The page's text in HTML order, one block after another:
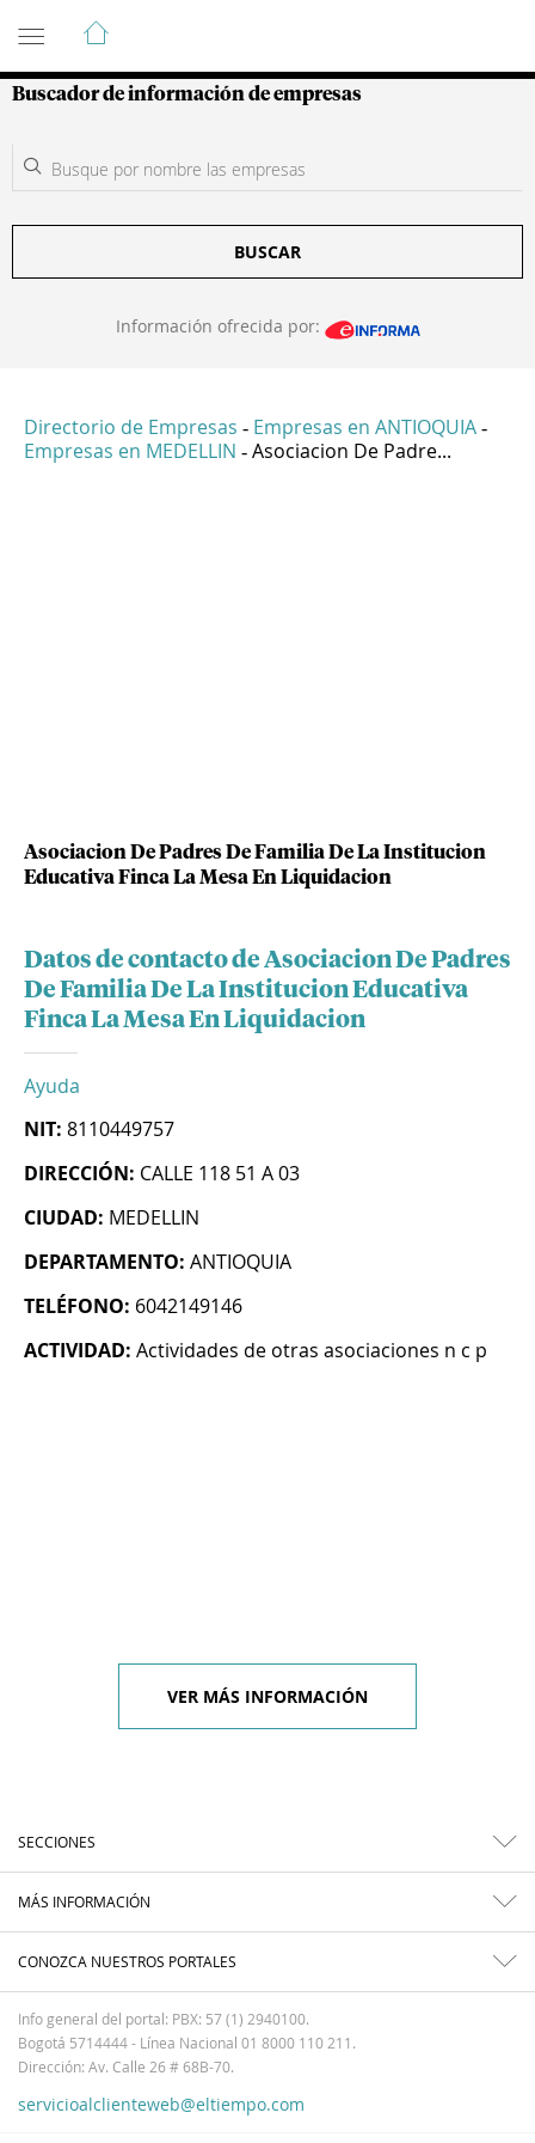
Guía de Empresas Colombianas
Buscador de información de empresas
BUSCAR
Información ofrecida por:
Directorio de Empresas - Empresas en ANTIOQUIA -
Empresas en MEDELLIN - Asociacion De Padre...
Asociacion De Padres De Familia De La Institucion
Educativa Finca La Mesa En Liquidacion
Datos de contacto de Asociacion De Padres
De Familia De La Institucion Educativa
Finca La Mesa En Liquidacion
Ayuda
NIT: 8110449757
DIRECCIÓN: CALLE 118 51 A 03
CIUDAD: MEDELLIN
DEPARTAMENTO: ANTIOQUIA
TELÉFONO: 6042149146
ACTIVIDAD: Actividades de otras asociaciones n c p
VER MÁS INFORMACIÓN
SECCIONES
MÁS INFORMACIÓN
CONOZCA NUESTROS PORTALES
Info general del portal: PBX: 57 (1) 2940100.
Bogotá 5714444 - Línea Nacional 01 8000 110 211.
Dirección: Av. Calle 26 # 68B-70.
servicioalclienteweb@eltiempo.com